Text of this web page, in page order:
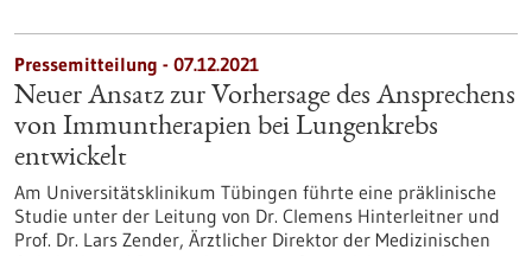
Pressemitteilung - 07.12.2021
Neuer Ansatz zur Vorhersage des Ansprechens
von Immuntherapien bei Lungenkrebs
entwickelt
Am Universitätsklinikum Tübingen führte eine präklinische
Studie unter der Leitung von Dr. Clemens Hinterleitner und
Prof. Dr. Lars Zender, Ärztlicher Direktor der Medizinischen